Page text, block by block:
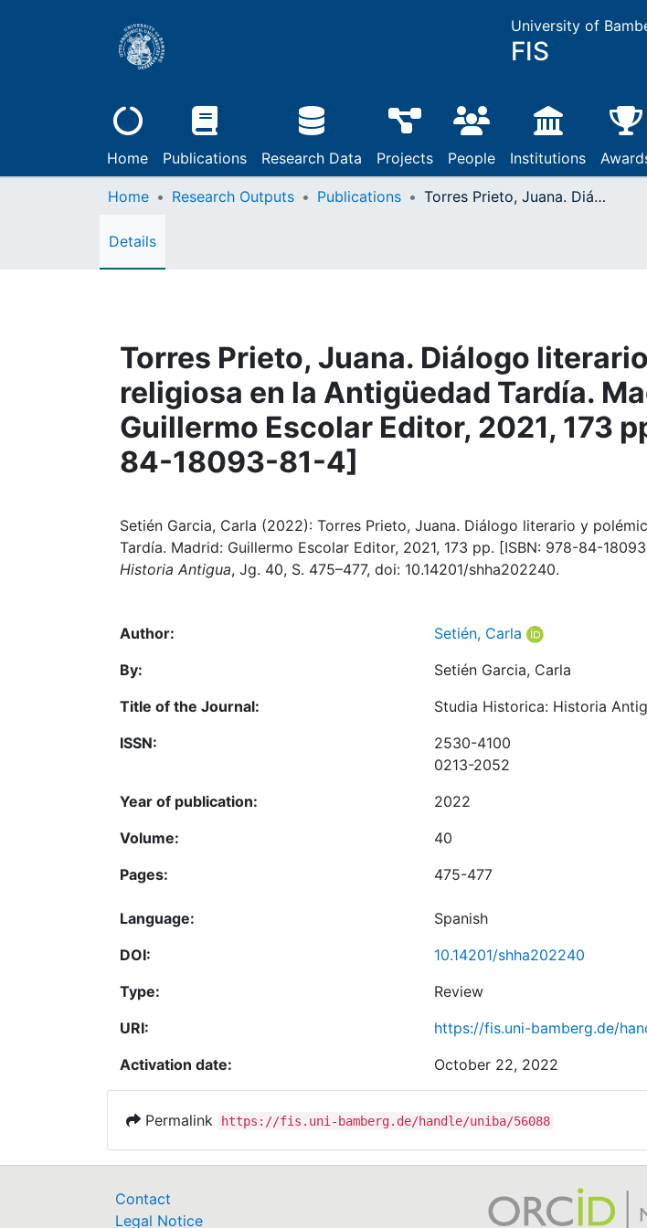
University of
FIS
Home Publications Research Data Projects People Institutions
Home Research Outputs Publications Torres Prieto, Juana. Diálogo literario y polémica religiosa en la Antigüedad Tardía. Madrid: Guillermo Escolar Editor, 2021, 173 pp. [ISBN: 978-84-18093-81-4]
Details
Torres Prieto, Juana. Diálogo
religiosa en la Antigüedad Tardía.
Guillermo Escolar Editor, 2021, 173
84-18093-81-4]
Setién Garcia, Carla (2022): Torres Prieto, Juana. Diálogo literario y
Tardía. Madrid: Guillermo Escolar Editor, 2021, 173 pp. [ISBN: 978-84-
Historia Antigua, Jg. 40, S. 475–477, doi: 10.14201/shha202240.
Author:
Setién, Carla
By:
Setién Garcia, Carla
Title of the Journal:
Studia Historica: Historia
ISSN:
2530-4100
0213-2052
Year of publication:
2022
Volume:
40
Pages:
475-477
Language:
Spanish
DOI:
10.14201/shha202240
Type:
Review
URI:
https://fis.uni-bamberg.de/
Activation date:
October 22, 2022
Permalink https://fis.uni-bamberg.de/handle/uniba/56088
Contact
Legal Notice